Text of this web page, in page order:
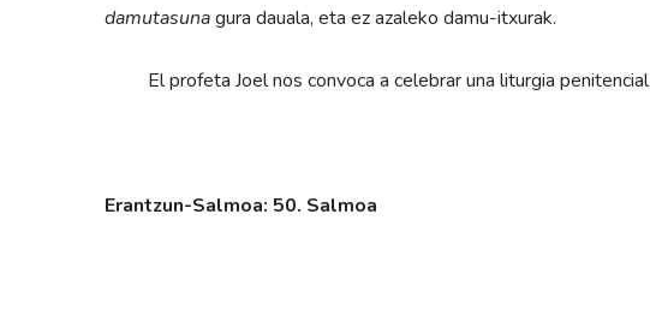
damutasunagura dauala, eta ez azaleko damu-itxurak.
El profeta Joel nos convoca a celebrar una liturgia penitencial
Erantzun-Salmoa: 50. Salmoa